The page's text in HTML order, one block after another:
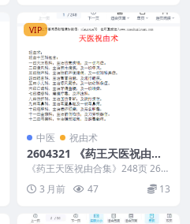
VIP
中医 祝由术
2604321 《药王天医祝由合
集》248页
《药王天医祝由合集》248页 260
4321 以下内容为整理的相关资料
内容相关推...
3 月前 47 13